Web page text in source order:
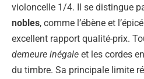
violoncelle 1/4. Il se distingue
nobles, comme l’ébène et
excellent rapport qualité-prix.
demeure inégale et les cordes
du timbre. Sa principale limite